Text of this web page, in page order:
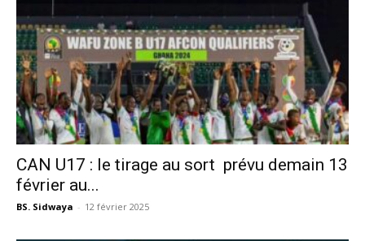
CAN U17 : le tirage au sort prévu demain 13
février au...
BS. Sidwaya - 12 février 2025